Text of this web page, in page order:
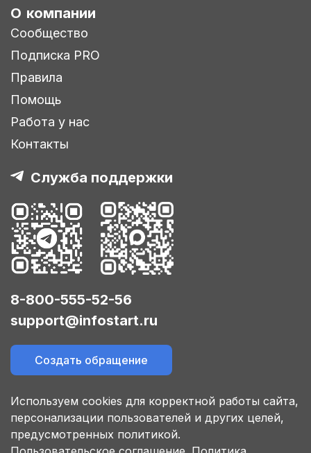
О компании
Сообщество
Подписка PRO
Правила
Помощь
Работа у нас
Контакты
Служба поддержки
8-800-555-52-56
support@infostart.ru
Создать обращение
Используем cookies для корректной работы сайта,
персонализации пользователей и других целей,
предусмотренных политикой.